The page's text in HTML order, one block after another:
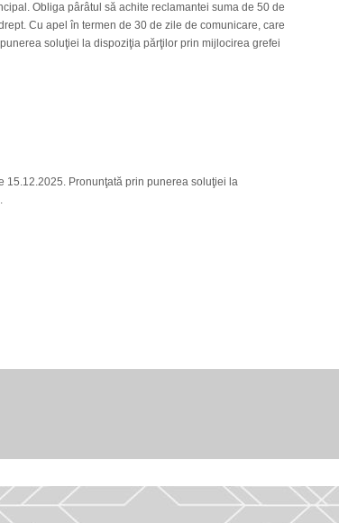
Obliga pârâtul să achite reclamantei suma de 50 de
Cu apel în termen de 30 de zile de comunicare, care
soluţiei la dispoziţia părţilor prin mijlocirea grefei
15.12.2025. Pronunţată prin punerea soluţiei la